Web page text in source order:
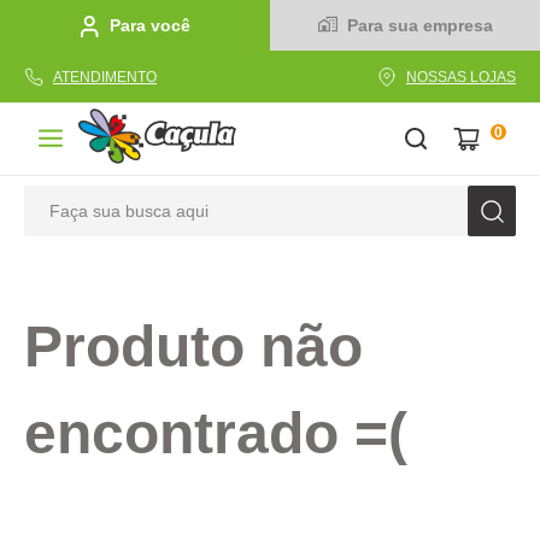
Para você Para sua empresa
ATENDIMENTO NOSSAS LOJAS
0
Produto não
encontrado =(
2º linha
4º tecido